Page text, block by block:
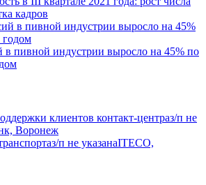
кадров
в пивной индустрии выросло на 45% по
клиентов контакт-центраз/п не
Воронеж
з/п не указанаITECO,